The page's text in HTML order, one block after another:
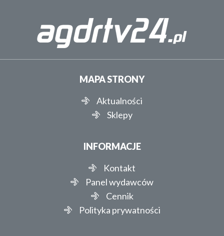
MAPA STRONY
Aktualności
Sklepy
INFORMACJE
Kontakt
Panel wydawców
Cennik
Polityka prywatności